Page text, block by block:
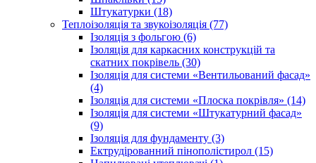
Штукатурки (18)
Теплоізоляція та звукоізоляція (77)
Ізоляція з фольгою (6)
Ізоляція для каркасних конструкцій та
скатних покрівель (30)
Ізоляція для системи «Вентильований фасад»
(4)
Ізоляція для системи «Плоска покрівля» (14)
Ізоляція для системи «Штукатурний фасад»
(9)
Ізоляція для фундаменту (3)
Ектрудірованний пінополістирол (15)